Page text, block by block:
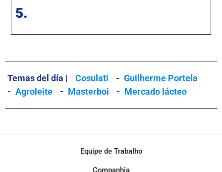
5.
Temas del día | Cosulati - Guilherme Portela
- Agroleite - Masterboi - Mercado lácteo
Equipe de Trabalho
Companhia